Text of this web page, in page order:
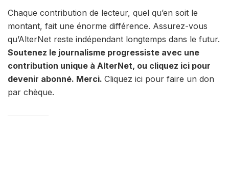
Chaque contribution de lecteur, quel qu’en soit le
montant, fait une énorme différence. Assurez-vous
qu’AlterNet reste indépendant longtemps dans le futur.
Soutenez le journalisme progressiste avec une
contribution unique à AlterNet, ou cliquez ici pour
devenir abonné. Merci. Cliquez ici pour faire un don
par chèque.